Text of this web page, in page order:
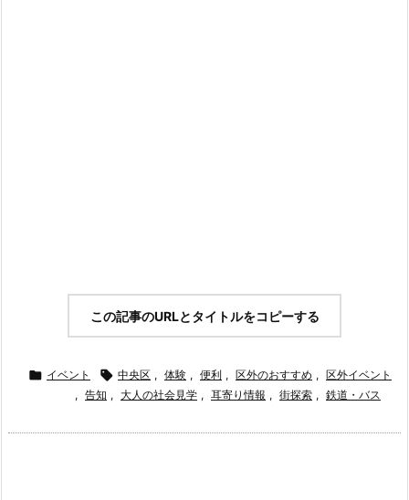
この記事のURLとタイトルをコピーする
 イベント  中央区 , 体験 , 便利 , 区外のおすすめ , 区外イベント
, 告知 , 大人の社会見学 , 耳寄り情報 , 街探索 , 鉄道・バス